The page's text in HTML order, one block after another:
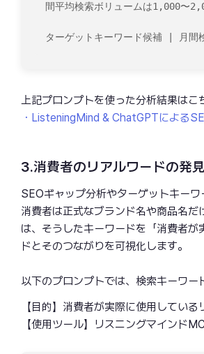
間平均検索ボリュームは1,000〜
ターゲットキーワード候補 | 月
上記プロンプトを使った分析結果はこ
・ListeningMind & ChatGPTによる
3.消費者のリアルワードの発見
SEOギャップ分析やターゲットキー
消費者は正式なブランド名や商品名
は、そうしたキーワードを「消費者
ドとそのつながりを可視化します。
以下のプロンプトでは、検索キーワー
【目的】消費者が実際に使用してい
【使用ツール】リスニングマインド